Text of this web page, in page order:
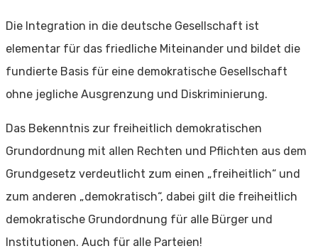
Die Integration in die deutsche Gesellschaft ist
elementar für das friedliche Miteinander und bildet die
fundierte Basis für eine demokratische Gesellschaft
ohne jegliche Ausgrenzung und Diskriminierung.
Das Bekenntnis zur freiheitlich demokratischen
Grundordnung mit allen Rechten und Pflichten aus dem
Grundgesetz verdeutlicht zum einen „freiheitlich“ und
zum anderen „demokratisch“, dabei gilt die freiheitlich
demokratische Grundordnung für alle Bürger und
Institutionen. Auch für alle Parteien!